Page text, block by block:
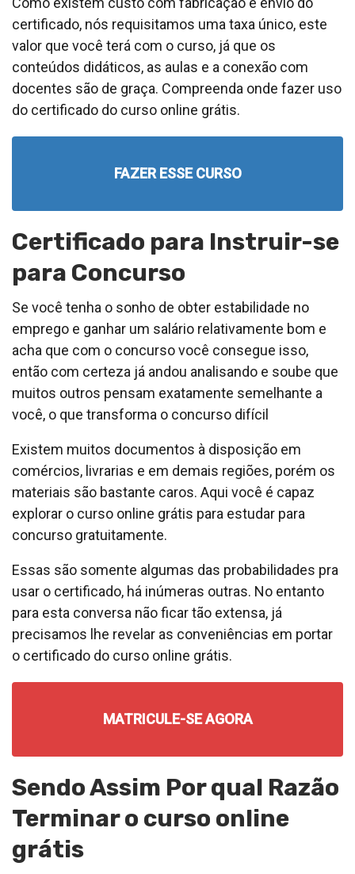
certificado, nós requisitamos uma taxa único, este
valor que você terá com o curso, já que os
conteúdos didáticos, as aulas e a conexão com
docentes são de graça. Compreenda onde fazer uso
do certificado do curso online grátis.
FAZER ESSE CURSO
Certificado para Instruir-se
para Concurso
Se você tenha o sonho de obter estabilidade no
emprego e ganhar um salário relativamente bom e
acha que com o concurso você consegue isso,
então com certeza já andou analisando e soube que
muitos outros pensam exatamente semelhante a
você, o que transforma o concurso difícil
Existem muitos documentos à disposição em
comércios, livrarias e em demais regiões, porém os
materiais são bastante caros. Aqui você é capaz
explorar o curso online grátis para estudar para
concurso gratuitamente.
Essas são somente algumas das probabilidades pra
usar o certificado, há inúmeras outras. No entanto
para esta conversa não ficar tão extensa, já
precisamos lhe revelar as conveniências em portar
o certificado do curso online grátis.
MATRICULE-SE AGORA
Sendo Assim Por qual Razão
Terminar o curso online
grátis